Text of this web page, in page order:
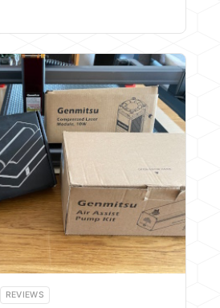
REVIEWS